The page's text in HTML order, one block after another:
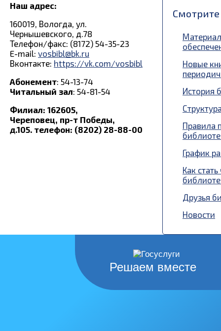
Наш адрес:
160019, Вологда, ул.
Чернышевского, д.78
Телефон/факс: (8172) 54-35-23
E-mail: vosbibl@bk.ru
Вконтакте: https://vk.com/vosbibl
Абонемент: 54-13-74
Читальный зал: 54-81-54
Филиал: 162605,
Череповец, пр-т Победы,
д.105. телефон: (8202) 28-88-00
Новые
История
Правила
График
Как
Друзья
Новости
Решаем вместе